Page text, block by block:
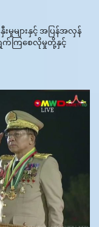
မှုများနှင့် အပြန်အလှန်
က်ကြစေလိုမှုတို့နှင့်